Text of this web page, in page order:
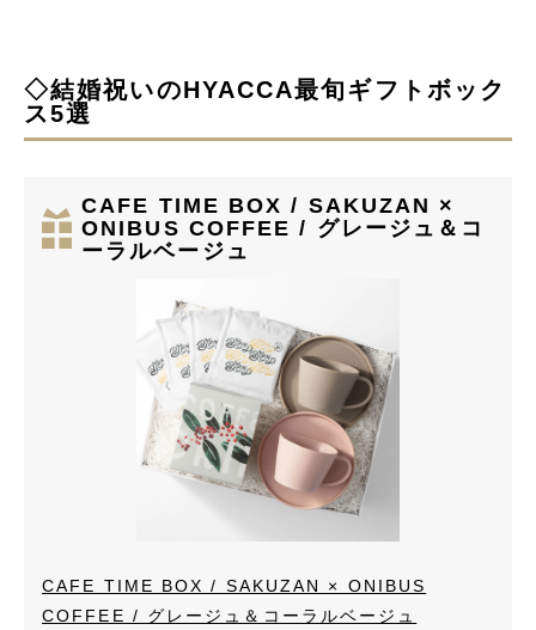
◇結婚祝いのHYACCA最旬ギフトボック
ス5選
CAFE TIME BOX / SAKUZAN ×
ONIBUS COFFEE / グレージュ＆コ
ーラルベージュ
CAFE TIME BOX / SAKUZAN × ONIBUS
COFFEE / グレージュ＆コーラルベージュ